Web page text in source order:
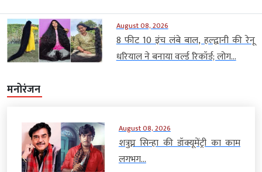
August 08, 2026
8 फीट 10 इंच लंबे बाल, हल्द्वानी की रेनू
धरियाल ने बनाया वर्ल्ड रिकॉर्ड; लोग...
मनोरंजन
August 08, 2026
शत्रुघ्न सिन्हा की डॉक्यूमेंट्री का काम
लगभग...